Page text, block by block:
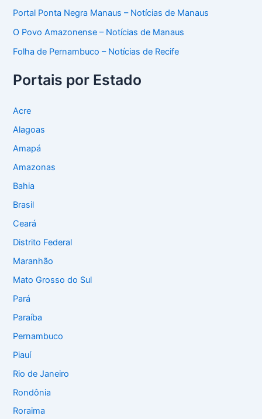
Portal Ponta Negra Manaus – Notícias de Manaus
O Povo Amazonense – Notícias de Manaus
Folha de Pernambuco – Notícias de Recife
Portais por Estado
Acre
Alagoas
Amapá
Amazonas
Bahia
Brasil
Ceará
Distrito Federal
Maranhão
Mato Grosso do Sul
Pará
Paraíba
Pernambuco
Piauí
Rio de Janeiro
Rondônia
Roraima